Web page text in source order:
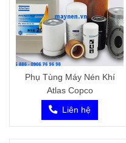
Phụ Tùng Máy Nén Khí
Atlas Copco
Liên hệ